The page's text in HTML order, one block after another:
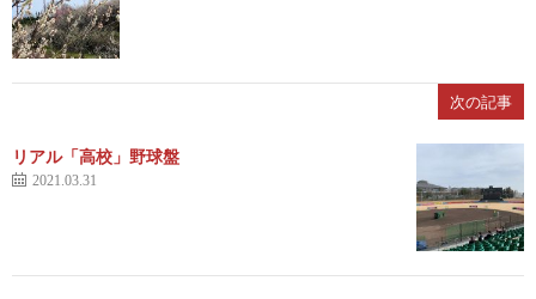
次の記事
リアル「高校」野球盤
2021.03.31